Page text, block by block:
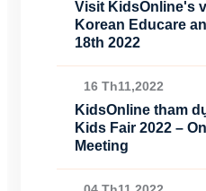
Visit KidsOnline's
Korean Educare
18th 2022
16 Th11,2022
KidsOnline tham
Kids Fair 2022 –
Meeting